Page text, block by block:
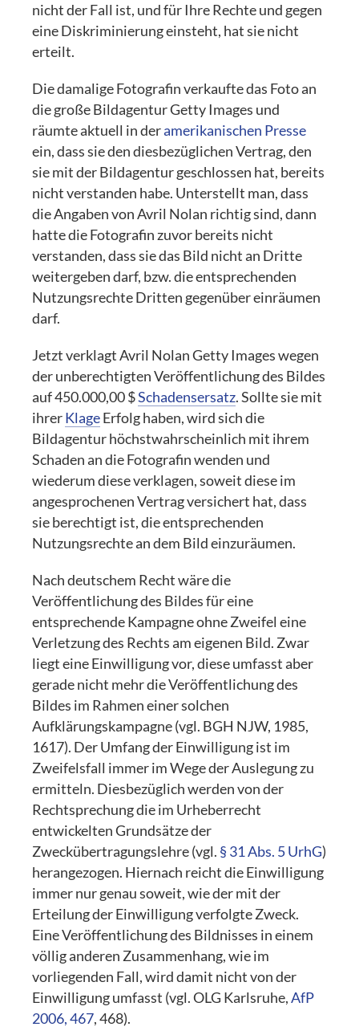
nicht der Fall ist, und für Ihre Rechte und gegen
eine Diskriminierung einsteht, hat sie nicht
erteilt.
Die damalige Fotografin verkaufte das Foto an
die große Bildagentur Getty Images und
räumte aktuell in deramerikanischen Presse
ein, dass sie den diesbezüglichen Vertrag, den
sie mit der Bildagentur geschlossen hat, bereits
nicht verstanden habe. Unterstellt man, dass
die Angaben von Avril Nolan richtig sind, dann
hatte die Fotografin zuvor bereits nicht
verstanden, dass sie das Bild nicht an Dritte
weitergeben darf, bzw. die entsprechenden
Nutzungsrechte Dritten gegenüber einräumen
darf.
Jetzt verklagt Avril Nolan Getty Images wegen
der unberechtigten Veröffentlichung des Bildes
auf 450.000,00 $Schadensersatz. Sollte sie mit
ihrerKlageErfolg haben, wird sich die
Bildagentur höchstwahrscheinlich mit ihrem
Schaden an die Fotografin wenden und
wiederum diese verklagen, soweit diese im
angesprochenen Vertrag versichert hat, dass
sie berechtigt ist, die entsprechenden
Nutzungsrechte an dem Bild einzuräumen.
Nach deutschem Recht wäre die
Veröffentlichung des Bildes für eine
entsprechende Kampagne ohne Zweifel eine
Verletzung des Rechts am eigenen Bild. Zwar
liegt eine Einwilligung vor, diese umfasst aber
gerade nicht mehr die Veröffentlichung des
Bildes im Rahmen einer solchen
Aufklärungskampagne (vgl. BGH NJW, 1985,
1617). Der Umfang der Einwilligung ist im
Zweifelsfall immer im Wege der Auslegung zu
ermitteln. Diesbezüglich werden von der
Rechtsprechung die im Urheberrecht
entwickelten Grundsätze der
Zweckübertragungslehre (vgl. § 31 Abs. 5 UrhG)
herangezogen. Hiernach reicht die Einwilligung
immer nur genau soweit, wie der mit der
Erteilung der Einwilligung verfolgte Zweck.
Eine Veröffentlichung des Bildnisses in einem
völlig anderen Zusammenhang, wie im
vorliegenden Fall, wird damit nicht von der
Einwilligung umfasst (vgl. OLG Karlsruhe,AfP
2006, 467, 468).